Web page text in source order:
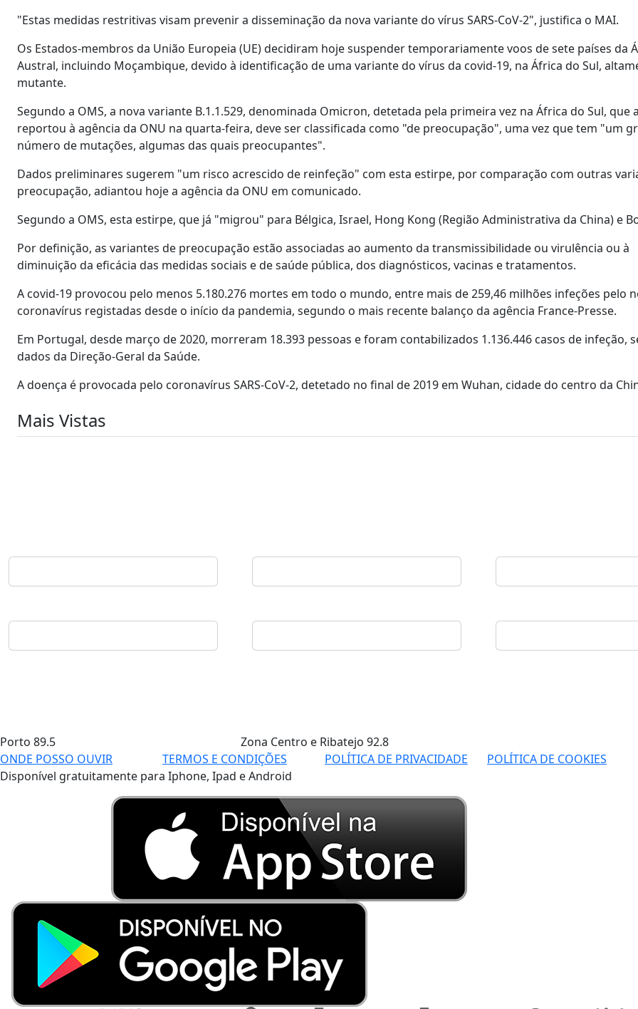
"Estas medidas restritivas visam prevenir a disseminação da nova variante do vírus SARS-CoV-2", justifica o MAI.
Os Estados-membros da União Europeia (UE) decidiram hoje suspender temporariamente voos de sete países da
Austral, incluindo Moçambique, devido à identificação de uma variante do vírus da covid-19, na África do Sul,
mutante.
Segundo a OMS, a nova variante B.1.1.529, denominada Omicron, detetada pela primeira vez na África do Sul, que
reportou à agência da ONU na quarta-feira, deve ser classificada como "de preocupação", uma vez que tem "um
número de mutações, algumas das quais preocupantes".
Dados preliminares sugerem "um risco acrescido de reinfeção" com esta estirpe, por comparação com outras
preocupação, adiantou hoje a agência da ONU em comunicado.
Segundo a OMS, esta estirpe, que já "migrou" para Bélgica, Israel, Hong Kong (Região Administrativa da China) e
Por definição, as variantes de preocupação estão associadas ao aumento da transmissibilidade ou virulência ou à
diminuição da eficácia das medidas sociais e de saúde pública, dos diagnósticos, vacinas e tratamentos.
A covid-19 provocou pelo menos 5.180.276 mortes em todo o mundo, entre mais de 259,46 milhões infeções pelo
coronavírus registadas desde o início da pandemia, segundo o mais recente balanço da agência France-Presse.
Em Portugal, desde março de 2020, morreram 18.393 pessoas e foram contabilizados 1.136.446 casos de infeção,
dados da Direção-Geral da Saúde.
A doença é provocada pelo coronavírus SARS-CoV-2, detetado no final de 2019 em Wuhan, cidade do centro da
Mais Vistas
Porto 89.5 Zona Centro e Ribatejo 92.8
ONDE POSSO OUVIR
TERMOS E CONDIÇÕES POLÍTICA DE PRIVACIDADE
POLÍTICA DE COOKIES
Disponível gratuitamente para Iphone, Ipad e Android